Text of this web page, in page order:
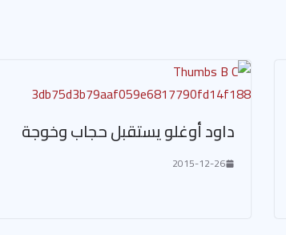
داود أوغلو يستقبل حجاب وخوجة
2015-12-26